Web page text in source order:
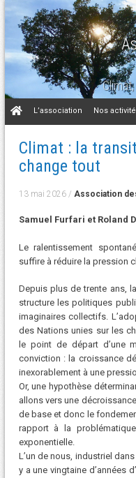
Aller
au
L’association Nos
Climat : la
change tout
13 mai 2026/ Association
Samuel Furfari et Roland
Le ralentissement
suffire à réduire la pression
Depuis plus de trente ans,
structure les politiques
imaginaires collectifs.
des Nations unies sur les
le point de départ d’une
conviction : la croissance
inexorablement à une
Or, une hypothèse
allons vers une
de base et donc le
rapport à la
exponentielle.
L’un de nous, industriel
y a une vingtaine d’années